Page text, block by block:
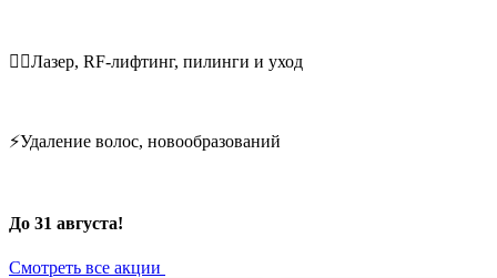
💆‍♀️Лазер, RF-лифтинг, пилинги и уход
⚡Удаление волос, новообразований
До 31 августа!
Смотреть все акции